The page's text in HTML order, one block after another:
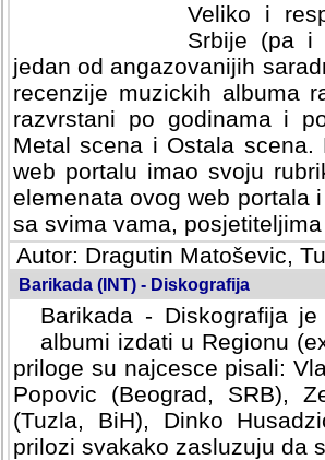
Veliko i
Srbije (pa i
jedan od angazovanijih
recenzije muzickih albuma
razvrstani po godinama i po
scena i Ostala scena.
portalu imao svoju
elemenata ovog web portala
sa svima vama,
Autor: Dragutin Matoševic,
Barikada (INT) - Diskografija
Barikada - Diskografija
albumi izdati u Regionu
priloge su najcesce pisali:
Popovic (Beograd, SRB),
(Tuzla, BiH), Dinko
prilozi svakako zasluzuju da